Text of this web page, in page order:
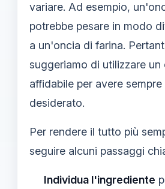
variare. Ad esempio,
potrebbe pesare in modo
a un'oncia di farina.
suggeriamo di utilizzare
affidabile per avere
desiderato.
Per rendere il tutto più
seguire alcuni passaggi
Individua l'ingrediente